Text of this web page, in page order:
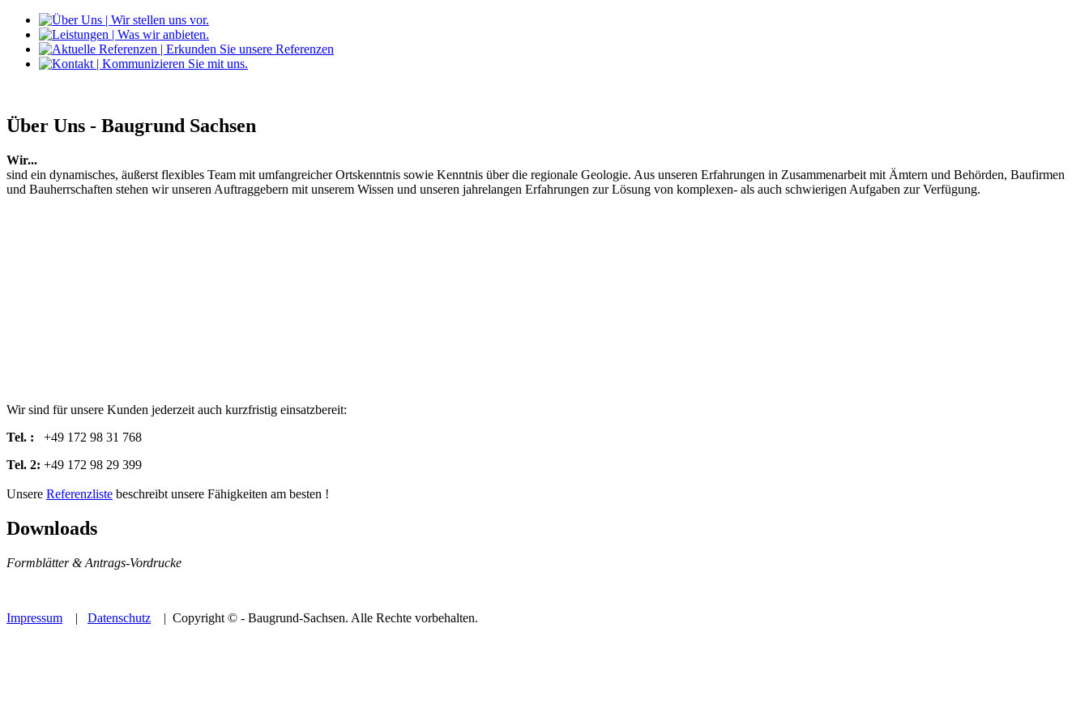
Über Uns - Baugrund Sachsen
Wir...
sind ein dynamisches, äußerst flexibles Team mit umfangreicher Ortskenntnis sowie Kenntnis über die regionale Geologie. Aus unseren Erfahrungen in Zusammenarbeit mit Ämtern und Behörden, Baufirmen
und Bauherrschaften stehen wir unseren Auftraggebern mit unserem Wissen und unseren jahrelangen Erfahrungen zur Lösung von komplexen- als auch schwierigen Aufgaben zur Verfügung.
Wir sind für unsere Kunden jederzeit auch kurzfristig einsatzbereit:
Tel. : +49 172 98 31 768
Tel. 2: +49 172 98 29 399
Unsere Referenzliste beschreibt unsere Fähigkeiten am besten !
Downloads
Formblätter & Antrags-Vordrucke
Impressum | Datenschutz | Copyright © - Baugrund-Sachsen. Alle Rechte vorbehalten.